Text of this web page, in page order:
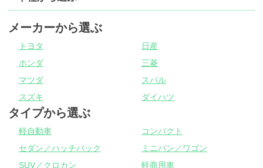
メーカーから選ぶ
トヨタ
日産
ホンダ
三菱
マツダ
スバル
スズキ
ダイハツ
タイプから選ぶ
軽自動車
コンパクト
セダン／ハッチバック
ミニバン／ワゴン
SUV／クロカン
軽商用車